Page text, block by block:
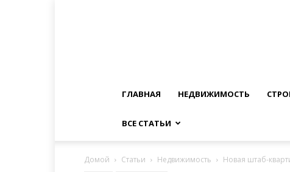
ГЛАВНАЯ НЕДВИЖИМОСТЬ
ВСЕ СТАТЬИ
Домой Статьи Недвижимость Новая штаб-